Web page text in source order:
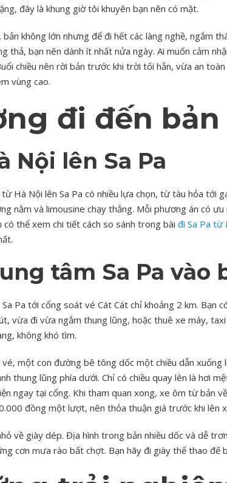
đây là khung giờ tôi khuyên bạn nên có mặt.
không lớn nhưng để đi hết các làng nghề, ngắm
thả, bạn nên dành ít nhất nửa ngày. Ai muốn cảm
chiều nên rời bản trước khi trời tối hẳn, vừa an
vùng cao.
đi đến bản
Nội lên Sa Pa
Hà Nội lên Sa Pa có nhiều lựa chọn, từ tàu hỏa tới
nằm và limousine chạy thẳng. Mỗi phương án có
có thể xem chi tiết cách so sánh trong bài đi Sa Pa từ
tâm Sa Pa vào
Pa tới cổng soát vé Cát Cát chỉ khoảng 2 km. Bạn
vừa đi vừa ngắm thung lũng, hoặc thuê xe máy,
không khó tìm.
một con đường bê tông dốc một chiều dẫn xuống
thung lũng phía dưới. Chỉ có chiều quay lên là hơi
ngay tại cổng. Khi tham quan xong, xe ôm từ bản
đồng một lượt, nên thỏa thuận giá trước khi lên
về giày dép. Địa hình trong bản nhiều dốc và dễ
cơn mưa rào bất chợt. Bạn hãy đi giày thể thao đế